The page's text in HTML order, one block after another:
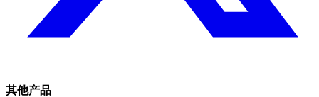
其他产品